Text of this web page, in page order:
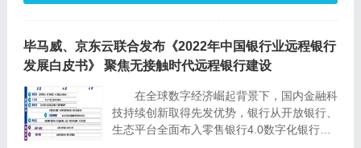
毕马威、京东云联合发布《2022年中国银行业远程银行
发展白皮书》 聚焦无接触时代远程银行建设
在全球数字经济崛起背景下，国内金融科
技持续创新取得先发优势，银行从开放银行、
生态平台全面布入零售银行4.0数字化银行的